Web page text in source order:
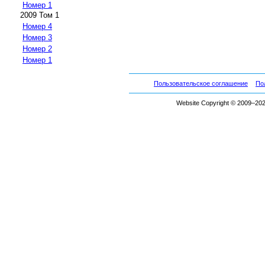
Номер 1
2009 Том 1
Номер 4
Номер 3
Номер 2
Номер 1
Пользовательское соглашение
Website Copyright ©